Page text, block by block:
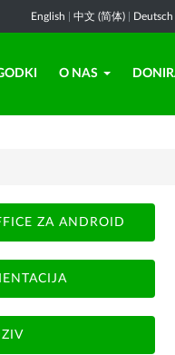
English 中文 (简体) Deutsch
O NAS
ZA ANDROID